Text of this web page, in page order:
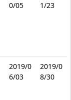
0/05
1/23
2019/0
6/03
2019/0
8/30